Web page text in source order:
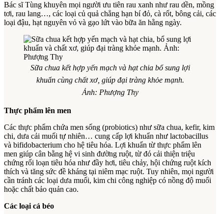
Bác sĩ Tùng khuyên mọi người ưu tiên rau xanh như rau dền, mồng
tơi, rau lang…, các loại củ quả chẳng hạn bí đỏ, cà rốt, bông cải, các
loại đậu, hạt nguyên vỏ và gạo lứt vào bữa ăn hằng ngày.
Sữa chua kết hợp yến mạch và hạt chia bổ sung lợi
khuẩn cùng chất xơ, giúp đại tràng khỏe mạnh.
Ảnh: Phượng Thy
Thực phẩm lên men
Các thực phẩm chứa men sống (probiotics) như sữa chua, kefir, kim
chi, dưa cải muối tự nhiên… cung cấp lợi khuẩn như lactobacillus
và bifidobacterium cho hệ tiêu hóa. Lợi khuẩn từ thực phẩm lên
men giúp cân bằng hệ vi sinh đường ruột, từ đó cải thiện triệu
chứng rối loạn tiêu hóa như đầy hơi, tiêu chảy, hội chứng ruột kích
thích và tăng sức đề kháng tại niêm mạc ruột. Tuy nhiên, mọi người
cần tránh các loại dưa muối, kim chi công nghiệp có nồng độ muối
hoặc chất bảo quản cao.
Các loại cá béo